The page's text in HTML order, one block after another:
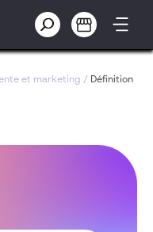
et marketing / Définition